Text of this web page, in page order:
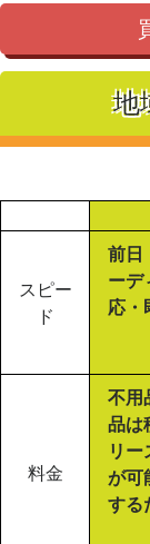
地
スピー
ド
前日
ーデ
応・
料金
不用
品は
リ
が可
する